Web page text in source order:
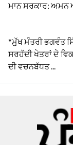
ਮਾਨ ਸਰਕਾਰ: ਅਮਨ
*ਮੁੱਖ ਮੰਤਰੀ ਭਗਵੰਤ
ਸਰਹੱਦੀ ਖੇਤਰਾਂ ਦੇ
ਦੀ ਵਚਨਬੱਧਤ ...